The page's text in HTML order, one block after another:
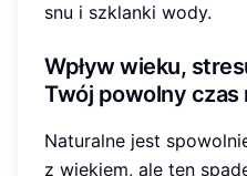
snu i szklanki wody.
Wpływ wieku,
Twój powolny czas
Naturalne jest
z wiekiem, ale ten